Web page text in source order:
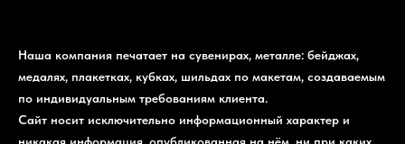
Наша компания печатает на сувенирах, металле: бейджах,
медалях, плакетках, кубках, шильдах по макетам, создаваемым
по индивидуальным требованиям клиента.
Сайт носит исключительно информационный характер и